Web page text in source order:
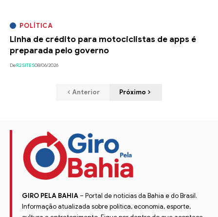
POLÍTICA
Linha de crédito para motociclistas de apps é
preparada pelo governo
DeR2SITES08/06/2026
Anterior Próximo
GIRO PELA BAHIA– Portal de notícias da Bahia e do Brasil.
Informação atualizada sobre política, economia, esporte,